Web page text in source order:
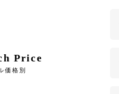
Price
価格別